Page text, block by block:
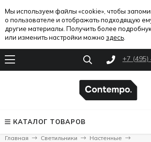
Мы используем файлы «cookie», чтобы
о пользователе и отображать подходящую
другие материалы. Получить более
или изменить настройки можно здесь
+7
КАТАЛОГ ТОВАРОВ
Главная Светильники
Настенные